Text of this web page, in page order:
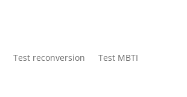
Test reconversion Test MBTI